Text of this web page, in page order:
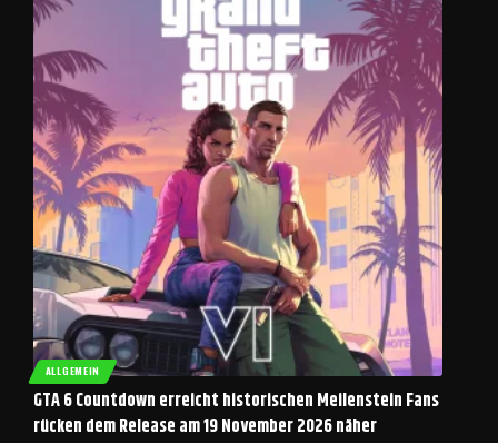
ALLGEMEIN
GTA 6 Countdown erreicht historischen Meilenstein Fans
rücken dem Release am 19 November 2026 näher